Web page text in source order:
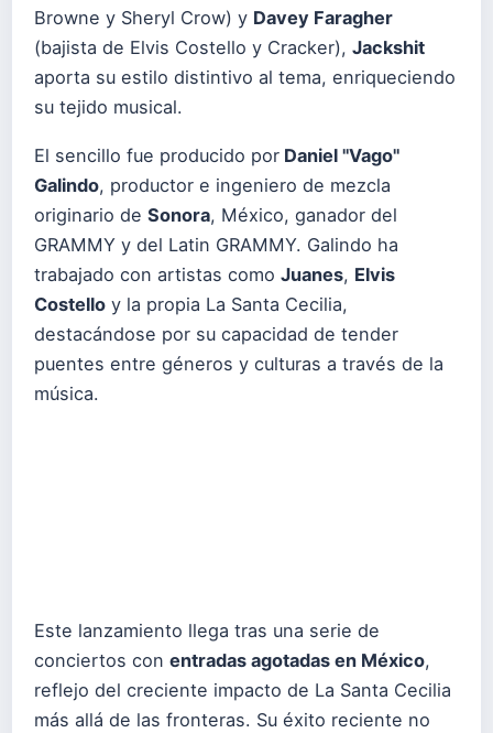
Browne y Sheryl Crow) y Davey Faragher
(bajista de Elvis Costello y Cracker), Jackshit
aporta su estilo distintivo al tema, enriqueciendo
su tejido musical.
El sencillo fue producido por Daniel "Vago"
Galindo, productor e ingeniero de mezcla
originario de Sonora, México, ganador del
GRAMMY y del Latin GRAMMY. Galindo ha
trabajado con artistas como Juanes, Elvis
Costello y la propia La Santa Cecilia,
destacándose por su capacidad de tender
puentes entre géneros y culturas a través de la
música.
Este lanzamiento llega tras una serie de
conciertos con entradas agotadas en México,
reflejo del creciente impacto de La Santa Cecilia
más allá de las fronteras. Su éxito reciente no